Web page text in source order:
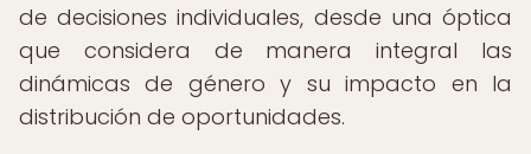
de decisiones individuales, desde una óptica
que considera de manera integral las
dinámicas de género y su impacto en la
distribución de oportunidades.